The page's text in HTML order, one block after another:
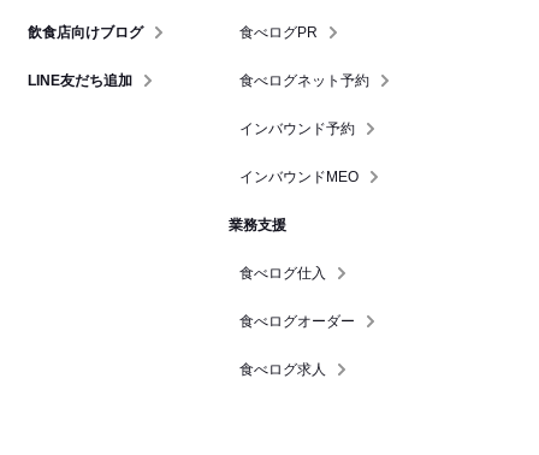
飲食店向けブログ
LINE友だち追加
食べログPR
食べログネット予約
インバウンド予約
インバウンドMEO
業務支援
食べログ仕入
食べログオーダー
食べログ求人